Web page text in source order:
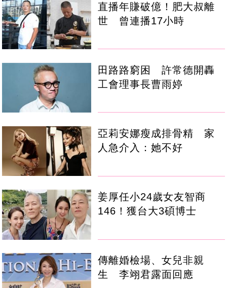
直播年賺破億！肥大叔離
世 曾連播17小時
田路路窮困 許常德開轟
工會理事長曹雨婷
亞莉安娜瘦成排骨精 家
人急介入：她不好
姜厚任小24歲女友智商
146！獲台大3碩博士
傳離婚檢場、女兒非親
生 李翊君露面回應